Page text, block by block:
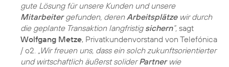
gute Lösung für unsere Kunden und unsere
Mitarbeitergefunden, derenArbeitsplätzewir durch
die geplante Transaktion langfristig sichern“, sagt
Wolfgang Metze, Privatkundenvorstand von Telefónica
/ o2. „Wir freuen uns, dass ein solch zukunftsorientierter
und wirtschaftlich äußerst soliderPartnerwie